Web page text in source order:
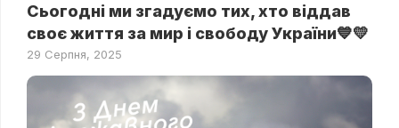
Сьогодні ми згадуємо тих, хто віддав
своє життя за мир і свободу України💙💛
29 Серпня, 2025